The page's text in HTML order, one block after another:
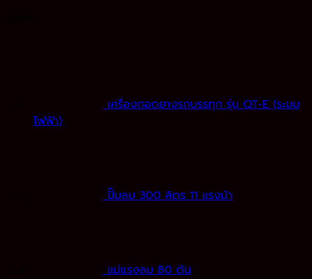
เครื่องถอดยางรถบรรทุก รุ่น QT-E (ระบบ
ไฟฟ้า)
ปั๊มลม 300 ลิตร 11 แรงม้า
แม่แรงลม 80 ตัน